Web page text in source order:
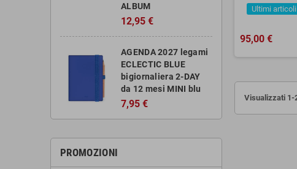
ALBUM
12,95 €
AGENDA 2027 legami
ECLECTIC BLUE
bigiornaliera 2-DAY
da 12 mesi MINI blu
7,95 €
PROMOZIONI
Ultimi
95,00 €
Visualizzati 1-